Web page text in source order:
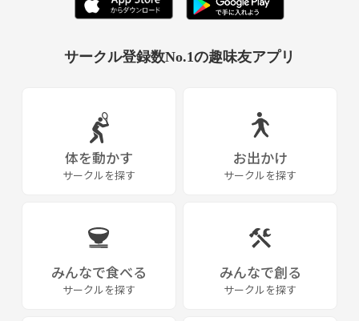
サークル登録数No.1の趣味友アプリ
体を動かす
サークルを探す
お出かけ
サークルを探す
みんなで食べる
サークルを探す
みんなで創る
サークルを探す